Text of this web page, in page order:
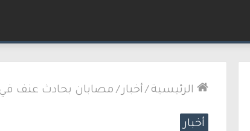
الرئيسية / أخبار / مصابان بحادث عنف في
أخبار